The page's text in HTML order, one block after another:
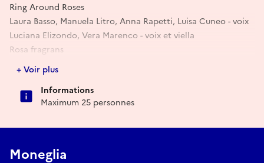
Ring Around Roses
Laura Basso, Manuela Litro, Anna Rapetti, Luisa Cuneo - voix
Luciana Elizondo, Vera Marenco - voix et viella
Rosa fragrans
Beata viscera
Perotin (c. 1220)
Procrans odium
Conductus - École de Notre-Dame
Huic main /Haec dies
+ Voir plus
Informations
Maximum 25 personnes
Moneglia